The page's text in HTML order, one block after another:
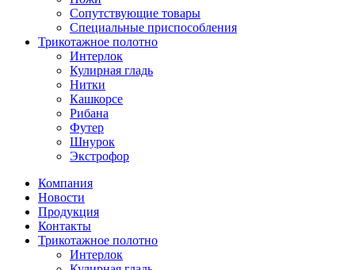
Сопутствующие товары
Специальные приспособления
Трикотажное полотно
Интерлок
Кулирная гладь
Нитки
Кашкорсе
Рибана
Футер
Шнурок
Экстрофор
Компания
Новости
Продукция
Контакты
Трикотажное полотно
Интерлок